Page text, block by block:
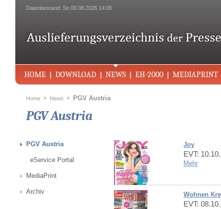
Datenbestand: So 09.08.2026 14:05
HOME DOWNLOAD NEWS EH-2000 MEDIAPRINT
Home News PGV Austria
PGV Austria
PGV Austria
eService Portal
MediaPrint
Archiv
Joy
EVT:
Mehr
Wohnen
EVT: